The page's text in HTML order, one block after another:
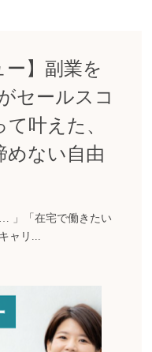
ー】副業を
セールスコ
叶えた、
めない自由
」「在宅で働きたい
ャリ...